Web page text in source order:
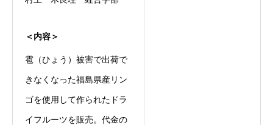
＜内容＞
雹（ひょう）被害で出荷で
きなくなった福島県産リン
ゴを使用して作られたドラ
イフルーツを販売。代金の